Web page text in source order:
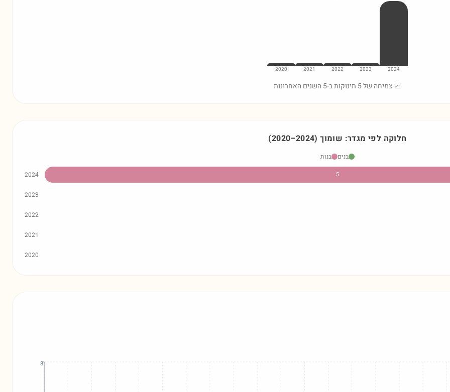
2024
2023
2022
2021
2020
📈 צמיחה של 5 תינוקות ב-5 השנים האחרונות
חלוקה לפי מגדר: שומוך (2020–2024)
בנים
בנות
2024
5
2023
2022
2021
2020
8